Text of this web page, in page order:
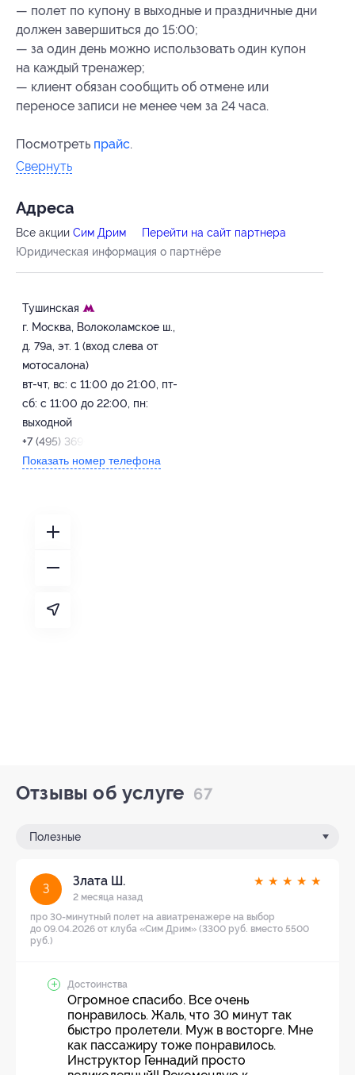
— полет по купону в выходные и праздничные дни
должен завершиться до 15:00;
— за один день можно использовать один купон
на каждый тренажер;
— клиент обязан сообщить об отмене или
переносе записи не менее чем за 24 часа.
Посмотреть прайс.
Свернуть
Адресa
Все акции Сим Дрим
Перейти на сайт партнера
Юридическая информация о партнёре
Тушинская
г. Москва, Волоколамское ш.,
д. 79а, эт. 1 (вход слева от
мотосалона)
вт-чт, вс: с 11:00 до 21:00, пт-
сб: с 11:00 до 22:00, пн:
выходной
+7 (495) 369-09-75
Показать номер телефона
Отзывы об услуге 67
Полезные
З
Злата Ш.
2 месяца назад
★ ★ ★ ★ ★
про 30-минутный полет на авиатренажере на выбор
до 09.04.2026 от клуба «Сим Дрим» (3300 руб. вместо 5500
руб.)
Достоинства
Огромное спасибо. Все очень
понравилось. Жаль, что 30 минут так
быстро пролетели. Муж в восторге. Мне
как пассажиру тоже понравилось.
Инструктор Геннадий просто